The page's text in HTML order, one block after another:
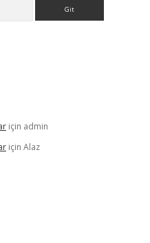
için admin
için Alaz